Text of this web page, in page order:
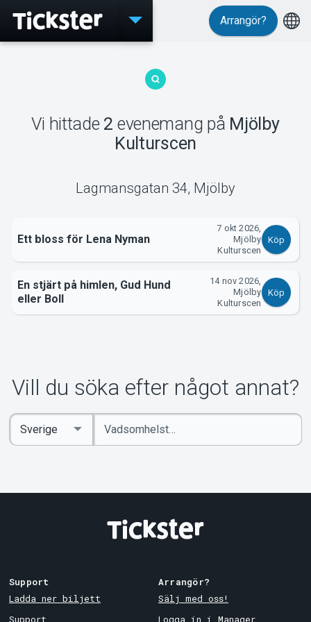
Evenemang
MyTickster
Support
Arrangör?
Vi hittade 2 evenemang på Mjölby
Kulturscen
Lagmansgatan 34, Mjölby
Ett bloss för Lena Nyman
7 okt 2026,
Mjölby
Kulturscen
Köp
En stjärt på himlen, Gud Hund
eller Boll
14 nov 2026,
Mjölby
Kulturscen
Köp
Vill du söka efter något annat?
Ange
sökord
Select
Country
Support
Ladda ner biljett
Support
Arrangör?
Sälj med oss!
Logga in i Manager